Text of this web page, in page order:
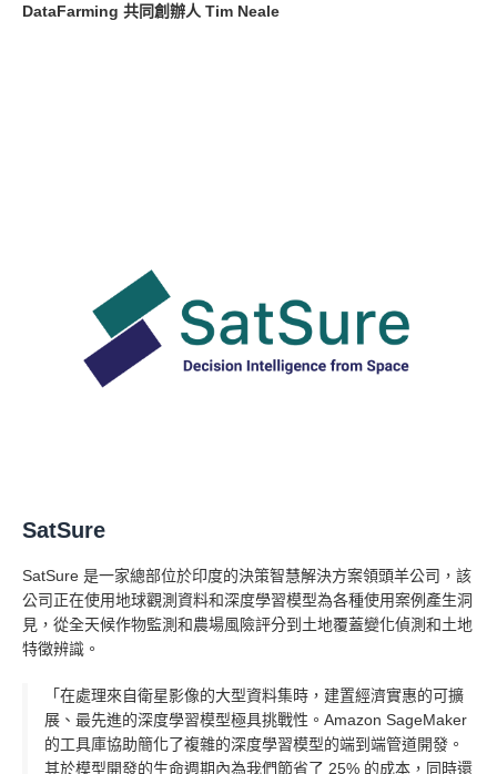
DataFarming 共同創辦人 Tim Neale
SatSure
SatSure 是一家總部位於印度的決策智慧解決方案領頭羊公司，該
公司正在使用地球觀測資料和深度學習模型為各種使用案例產生洞
見，從全天候作物監測和農場風險評分到土地覆蓋變化偵測和土地
特徵辨識。
「在處理來自衛星影像的大型資料集時，建置經濟實惠的可擴
展、最先進的深度學習模型極具挑戰性。Amazon SageMaker
的工具庫協助簡化了複雜的深度學習模型的端到端管道開發。
其於模型開發的生命週期內為我們節省了 25% 的成本，同時還